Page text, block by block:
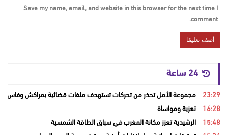
Save my name, email, and website in this browser for the next time I
comment.
23:29 مجموعة الأمل تحذر من تحركات تستهدف ملفات قضائية بمراكش وفاس
16:28 تعزية ومواساة
15:48 الرشيدية تعزز مكانة المغرب في سباق الطاقة الشمسية